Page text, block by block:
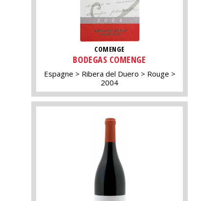
COMENGE
BODEGAS COMENGE
Espagne Ribera del Duero
Rouge
2004